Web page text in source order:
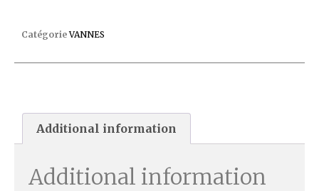
Catégorie VANNES
Additional information
Additional information